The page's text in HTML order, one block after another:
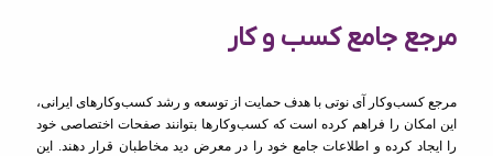
مرجع جامع کسب و کار
مرجع کسب‌وکار آی نوتی با هدف حمایت از توسعه و رشد کسب‌وکارهای ایرانی،
این امکان را فراهم کرده است که کسب‌وکارها بتوانند صفحات اختصاصی خود
را ایجاد کرده و اطلاعات جامع خود را در معرض دید مخاطبان قرار دهند. این